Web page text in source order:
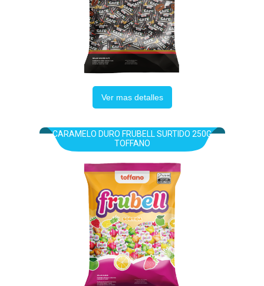
Ver mas detalles
CARAMELO DURO FRUBELL SURTIDO 250G
TOFFANO